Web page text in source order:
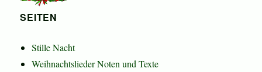
SEITEN
Stille Nacht
Weihnachtslieder Noten und Texte